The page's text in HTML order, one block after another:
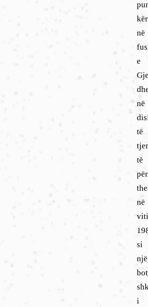
në
e
në
të
të
në
si
një
i